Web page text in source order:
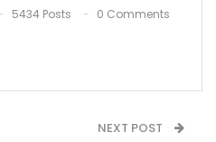
5434 Posts 0 Comments
NEXT POST